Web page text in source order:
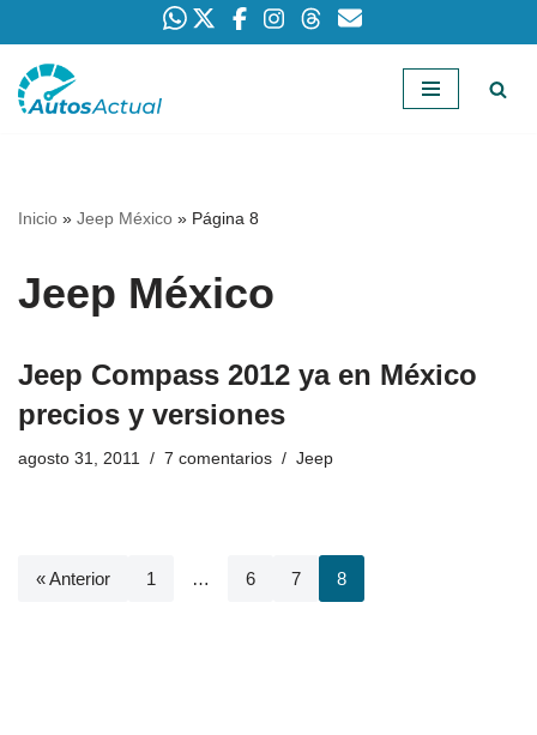
Saltar
Inicio » Jeep México » Página 8
Jeep México
Jeep Compass 2012 ya en México
precios y versiones
agosto 31, 2011 7 comentarios Jeep
« Anterior 1 … 6 7 8